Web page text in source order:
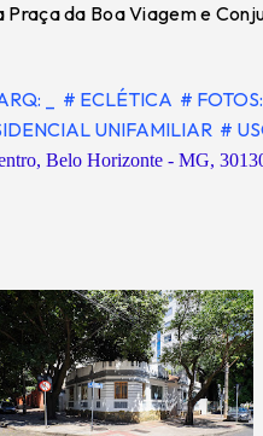
da Boa Viagem e
_ # ECLÉTICA #
UNIFAMILIAR #
Belo Horizonte - MG,